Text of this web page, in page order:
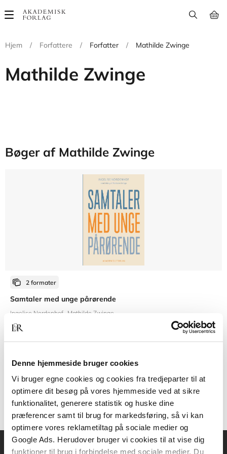
Denne hjemmeside bruger cookies
Vi bruger egne cookies og cookies fra tredjeparter til at
optimere dit besøg på vores hjemmeside ved at sikre
funktionalitet, generere statistik og huske dine
præferencer samt til brug for markedsføring, så vi kan
optimere vores reklametiltag på sociale medier og
Google Ads. Herudover bruger vi cookies til at vise dig
funktioner til brug i forbindelse med sociale medier. Du
Main
Hjem
/ Forfattere / Forfatter / Mathilde Zwinge
Mathilde Zwinge
Bøger af Mathilde Zwinge
2 formater
Samtaler med unge pårørende
Ingelise Nordenhof Mathilde Zwinge
309,95 KR.